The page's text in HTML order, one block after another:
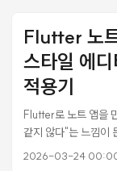
Flutter 노
스타일 에
적용기
Flutter로 노트 앱을
같지 않다"는 느낌이
션했는데, 정작 에디
2026-03-24